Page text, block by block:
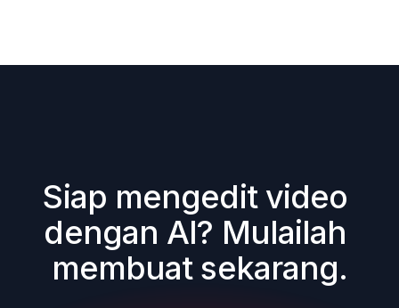
Siap mengedit video
dengan AI? Mulailah
membuat sekarang.